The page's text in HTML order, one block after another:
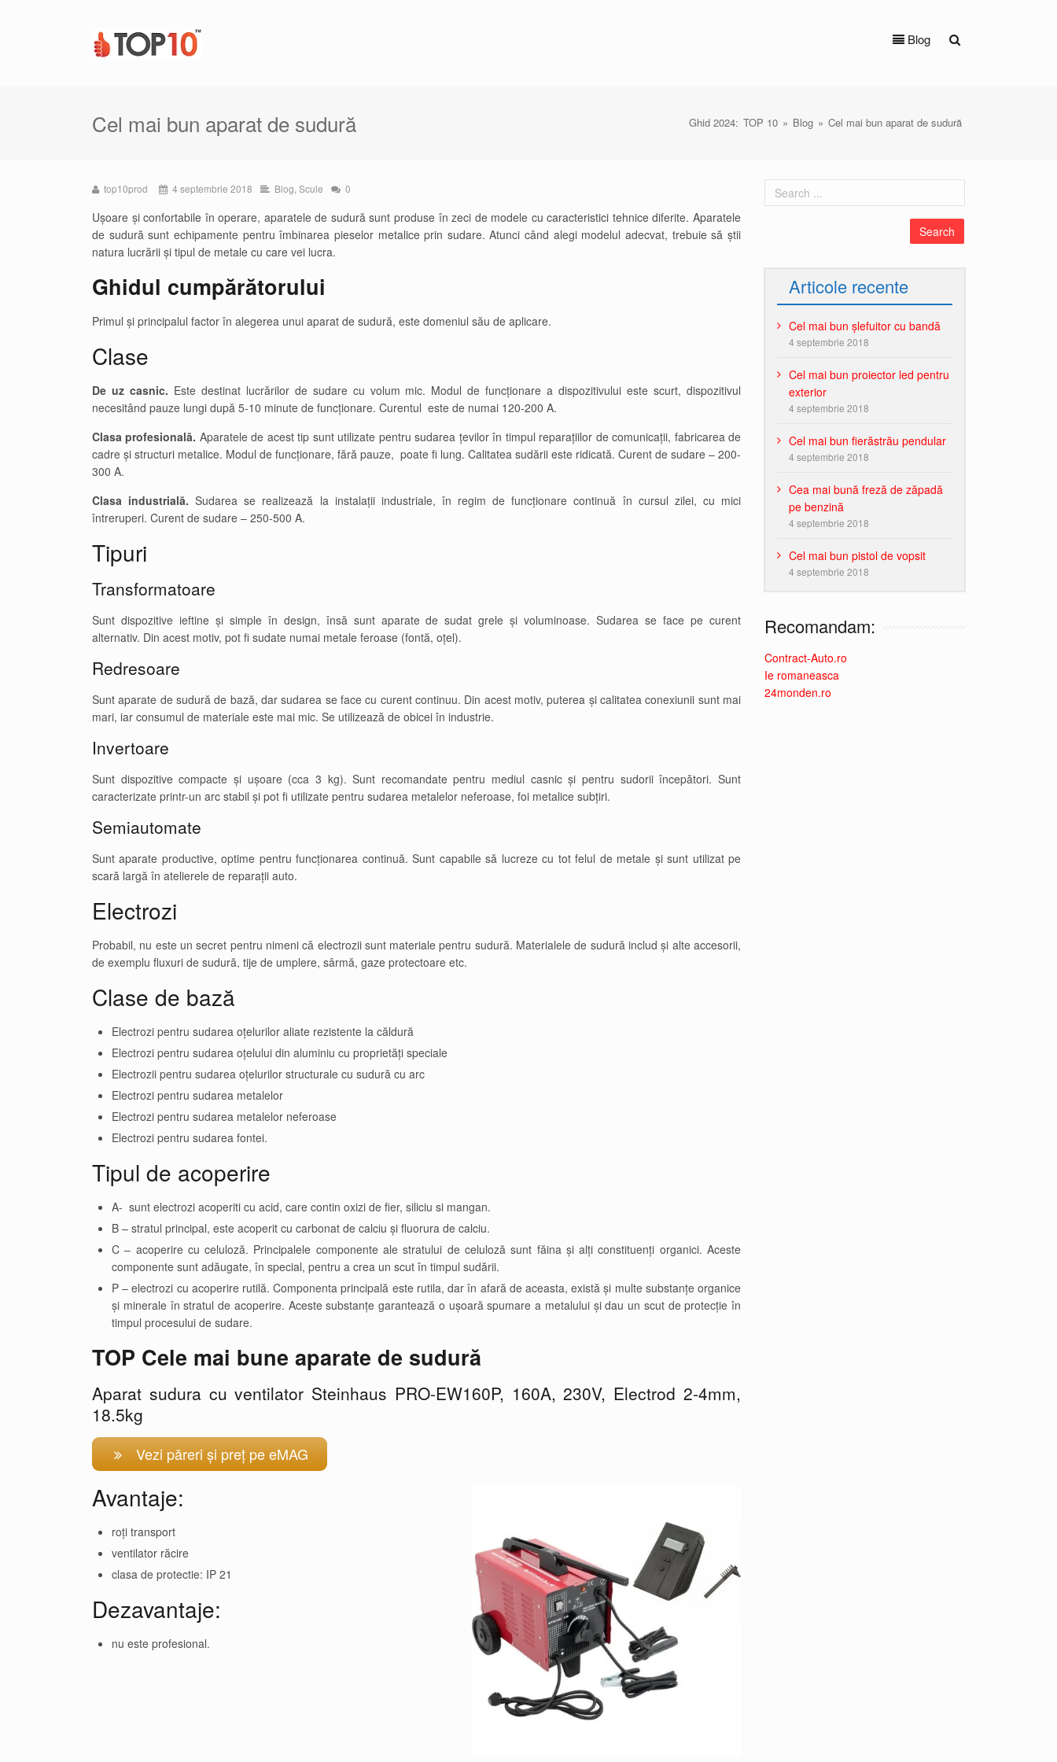
Blog
Cel mai bun aparat de sudură Ghid 2024: TOP 10 » Blog » Cel mai bun aparat de sudură
top10prod 4 septembrie 2018 Blog, Scule 0
Ușoare și confortabile în operare, aparatele de sudură sunt produse în zeci de modele cu caracteristici tehnice diferite. Aparatele
de sudură sunt echipamente pentru îmbinarea pieselor metalice prin sudare. Atunci când alegi modelul adecvat, trebuie să știi
natura lucrării și tipul de metale cu care vei lucra.
Ghidul cumpărătorului
Primul și principalul factor în alegerea unui aparat de sudură, este domeniul său de aplicare.
Clase
De uz casnic. Este destinat lucrărilor de sudare cu volum mic. Modul de funcționare a dispozitivului este scurt, dispozitivul
necesitând pauze lungi după 5-10 minute de funcționare. Curentul este de numai 120-200 A.
Clasa profesională. Aparatele de acest tip sunt utilizate pentru sudarea țevilor în timpul reparațiilor de comunicații, fabricarea de
cadre și structuri metalice. Modul de funcționare, fără pauze, poate fi lung. Calitatea sudării este ridicată. Curent de sudare – 200-
300 A.
Clasa industrială. Sudarea se realizează la instalații industriale, în regim de funcționare continuă în cursul zilei, cu mici
întreruperi. Curent de sudare – 250-500 A.
Tipuri
Transformatoare
Sunt dispozitive ieftine și simple în design, însă sunt aparate de sudat grele și voluminoase. Sudarea se face pe curent
alternativ. Din acest motiv, pot fi sudate numai metale feroase (fontă, oțel).
Redresoare
Sunt aparate de sudură de bază, dar sudarea se face cu curent continuu. Din acest motiv, puterea și calitatea conexiunii sunt mai
mari, iar consumul de materiale este mai mic. Se utilizează de obicei în industrie.
Invertoare
Sunt dispozitive compacte și ușoare (cca 3 kg). Sunt recomandate pentru mediul casnic și pentru sudorii începători. Sunt
caracterizate printr-un arc stabil și pot fi utilizate pentru sudarea metalelor neferoase, foi metalice subțiri.
Semiautomate
Sunt aparate productive, optime pentru funcționarea continuă. Sunt capabile să lucreze cu tot felul de metale și sunt utilizat pe
scară largă în atelierele de reparații auto.
Electrozi
Probabil, nu este un secret pentru nimeni că electrozii sunt materiale pentru sudură. Materialele de sudură includ și alte accesorii,
de exemplu fluxuri de sudură, tije de umplere, sârmă, gaze protectoare etc.
Clase de bază
Electrozi pentru sudarea oțelurilor aliate rezistente la căldură
Electrozi pentru sudarea oțelului din aluminiu cu proprietăți speciale
Electrozii pentru sudarea oțelurilor structurale cu sudură cu arc
Electrozi pentru sudarea metalelor
Electrozi pentru sudarea metalelor neferoase
Electrozi pentru sudarea fontei.
Tipul de acoperire
A- sunt electrozi acoperiti cu acid, care contin oxizi de fier, siliciu si mangan.
B – stratul principal, este acoperit cu carbonat de calciu și fluorura de calciu.
C – acoperire cu celuloză. Principalele componente ale stratului de celuloză sunt făina și alți constituenți organici. Aceste
componente sunt adăugate, în special, pentru a crea un scut în timpul sudării.
P – electrozi cu acoperire rutilă. Componenta principală este rutila, dar în afară de aceasta, există și multe substanțe organice
și minerale în stratul de acoperire. Aceste substanțe garantează o ușoară spumare a metalului și dau un scut de protecție în
timpul procesului de sudare.
TOP Cele mai bune aparate de sudură
Aparat sudura cu ventilator Steinhaus PRO-EW160P, 160A, 230V, Electrod 2-4mm,
18.5kg
Vezi păreri și preț pe eMAG
Avantaje:
roți transport
ventilator răcire
clasa de protectie: IP 21
Dezavantaje:
nu este profesional.
Articole recente
Cel mai bun șlefuitor cu bandă
4 septembrie 2018
Cel mai bun proiector led pentru
exterior
4 septembrie 2018
Cel mai bun fierăstrău pendular
4 septembrie 2018
Cea mai bună freză de zăpadă
pe benzină
4 septembrie 2018
Cel mai bun pistol de vopsit
4 septembrie 2018
Recomandam:
Contract-Auto.ro
Ie romaneasca
24monden.ro